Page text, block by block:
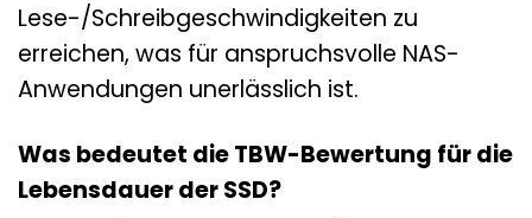
Lese-/Schreibgeschwindigkeiten zu
erreichen, was für anspruchsvolle NAS-
Anwendungen unerlässlich ist.
Was bedeutet die TBW-Bewertung für die
Lebensdauer der SSD?